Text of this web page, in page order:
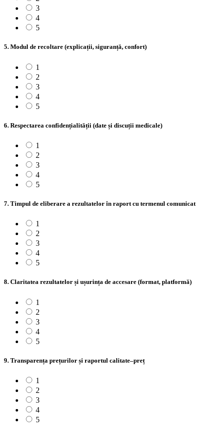
3
4
5
5. Modul de recoltare (explicații, siguranță, confort)
1
2
3
4
5
6. Respectarea confidențialității (date și discuții medicale)
1
2
3
4
5
7. Timpul de eliberare a rezultatelor în raport cu termenul comunicat
1
2
3
4
5
8. Claritatea rezultatelor și ușurința de accesare (format, platformă)
1
2
3
4
5
9. Transparența prețurilor și raportul calitate–preț
1
2
3
4
5